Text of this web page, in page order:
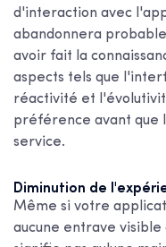
d'interaction avec
abandonnera
avoir fait la
aspects tels que
réactivité et
préférence avant que
service.
Diminution de
Même si votre
aucune entrave